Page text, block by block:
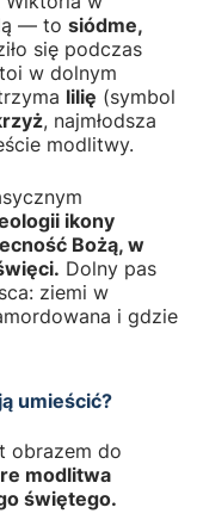
— to siódme,
się podczas
w dolnym
lilię (symbol
, najmłodsza
modlitwy.
ikony
Bożą, w
Dolny pas
ziemi w
i gdzie
umieścić?
obrazem do
modlitwa
świętego.